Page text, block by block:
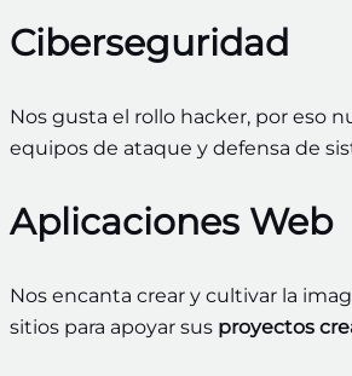
Ciberseguridad
Nos gusta el rollo hacker, por eso
equipos de ataque y defensa de
Aplicaciones Web
Nos encanta crear y cultivar la
sitios para apoyar sus proyectos